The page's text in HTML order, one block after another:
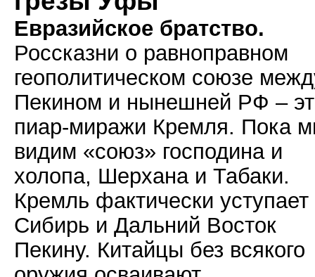
Евразийское братство.
Россказни о равноправном
геополитическом союзе
Пекином и нынешней РФ –
пиар-миражи Кремля. Пока
видим «союз» господина и
холопа, Шерхана и Табаки.
Кремль фактически уступает
Сибирь и Дальний Восток
Пекину. Китайцы без всякого